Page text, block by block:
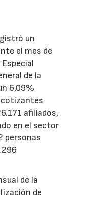
un
el mes de
de la
6,09%
cotizantes
afiliados,
en el sector
personas
de la
de